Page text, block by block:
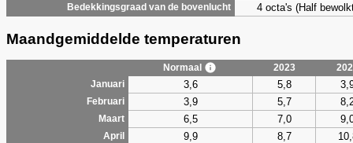
Bedekkingsgraad van de bovenlucht 4 octa's (Half
Maandgemiddelde temperaturen
Normaal 2023
Januari
3,6 5,8
Februari 3,9 5,7
Maart 6,5 7,0
April 9,9 8,7